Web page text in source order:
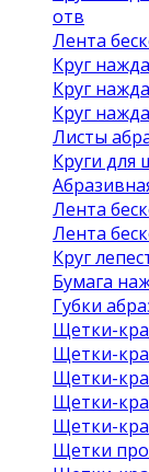
отв
Лента
Круг
Круг
Круг
Листы
Круги для
Лента
Лента
Круг
Бумага
Губки
Щетки-
Щетки-
Щетки-
Щетки-
Щетки-
Щетки